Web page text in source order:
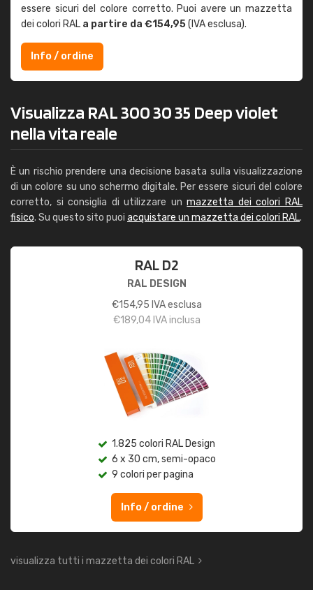
essere sicuri del colore corretto. Puoi avere un mazzetta
dei colori RAL a partire da €154,95(IVA esclusa).
Info / ordine
Visualizza RAL 300 30 35 Deep violet
nella vita reale
È un rischio prendere una decisione basata sulla visualizzazione
di un colore su uno schermo digitale. Per essere sicuri del colore
corretto, si consiglia di utilizzare unmazzetta dei colori RAL
fisico. Su questo sito puoi acquistare un mazzetta dei colori RAL.
RAL D2
RAL DESIGN
€154,95 IVA esclusa
€189,04IVA inclusa
1.825 colori RAL Design
6 x 30 cm, semi-opaco
9 colori per pagina
Info / ordine
visualizza tutti i mazzetta dei colori RAL